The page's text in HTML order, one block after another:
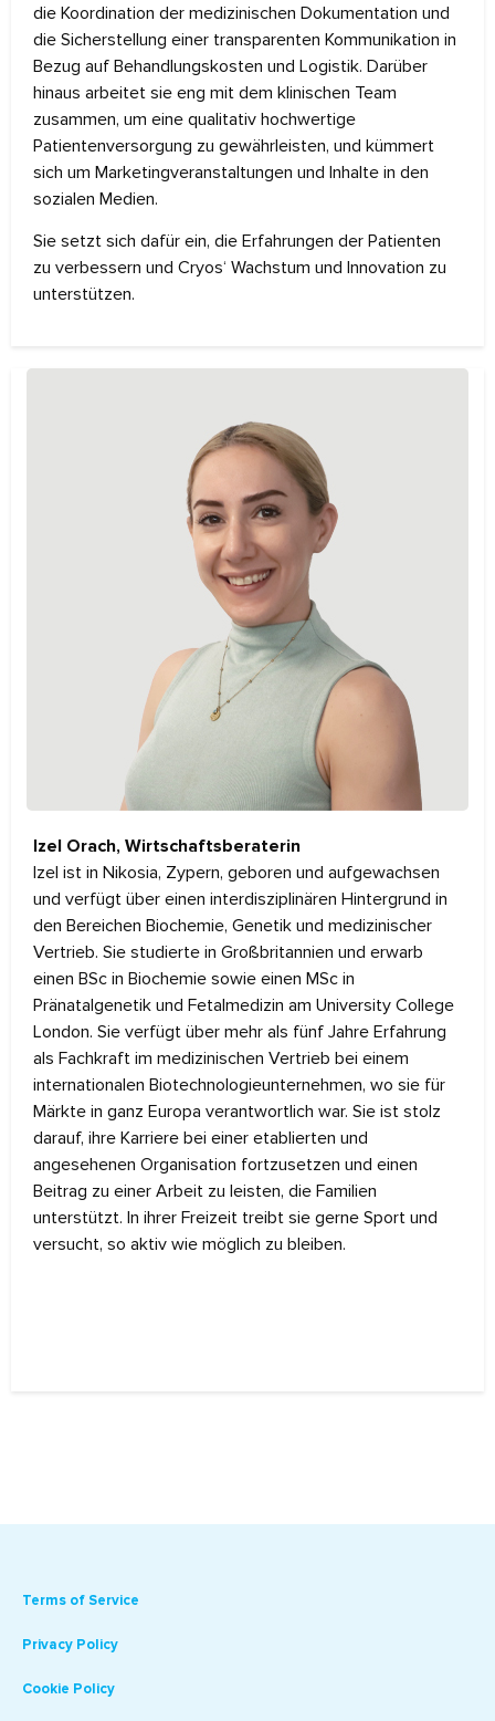
die Koordination der medizinischen Dokumentation und
die Sicherstellung einer transparenten Kommunikation in
Bezug auf Behandlungskosten und Logistik. Darüber
hinaus arbeitet sie eng mit dem klinischen Team
zusammen, um eine qualitativ hochwertige
Patientenversorgung zu gewährleisten, und kümmert
sich um Marketingveranstaltungen und Inhalte in den
sozialen Medien.
Sie setzt sich dafür ein, die Erfahrungen der Patienten
zu verbessern und Cryos‘ Wachstum und Innovation zu
unterstützen.
Izel Orach, Wirtschaftsberaterin
Izel ist in Nikosia, Zypern, geboren und aufgewachsen
und verfügt über einen interdisziplinären Hintergrund in
den Bereichen Biochemie, Genetik und medizinischer
Vertrieb. Sie studierte in Großbritannien und erwarb
einen BSc in Biochemie sowie einen MSc in
Pränatalgenetik und Fetalmedizin am University College
London. Sie verfügt über mehr als fünf Jahre Erfahrung
als Fachkraft im medizinischen Vertrieb bei einem
internationalen Biotechnologieunternehmen, wo sie für
Märkte in ganz Europa verantwortlich war. Sie ist stolz
darauf, ihre Karriere bei einer etablierten und
angesehenen Organisation fortzusetzen und einen
Beitrag zu einer Arbeit zu leisten, die Familien
unterstützt. In ihrer Freizeit treibt sie gerne Sport und
versucht, so aktiv wie möglich zu bleiben.
Terms of Service
Privacy Policy
Cookie Policy